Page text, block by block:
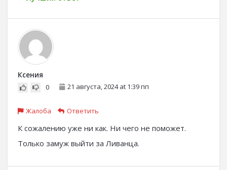
Ксения
0 21 августа, 2024 at 1:39 пп
Жалоба Ответить
К сожалению уже ни как. Ни чего не поможет.
Только замуж выйти за Ливанца.